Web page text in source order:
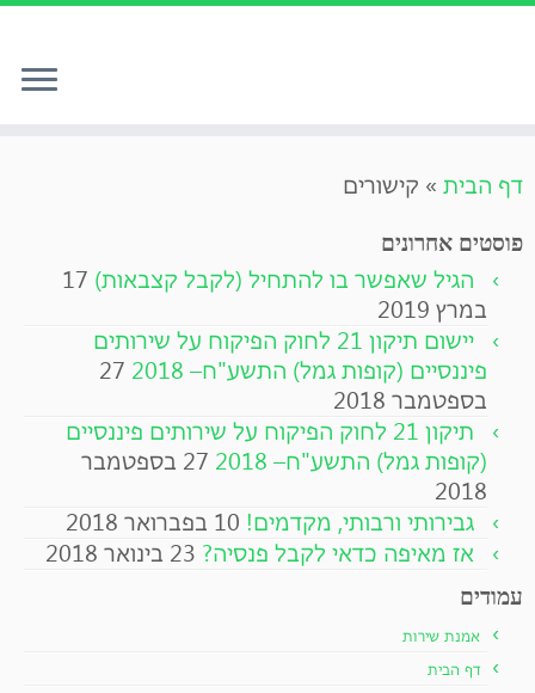
לתוכן
דף הבית » קישורים
פוסטים אחרונים
הגיל שאפשר בו להתחיל (לקבל קצבאות) 17
במרץ 2019
יישום תיקון 21 לחוק הפיקוח על שירותים
פיננסיים (קופות גמל) התשע"ח– 2018
27
בספטמבר 2018
תיקון 21 לחוק הפיקוח על שירותים פיננסיים
(קופות גמל) התשע"ח– 2018
27 בספטמבר
2018
גבירותי ורבותי, מקדמים! 10 בפברואר 2018
אז מאיפה כדאי לקבל פנסיה? 23 בינואר 2018
עמודים
אמנת שירות
דף הבית